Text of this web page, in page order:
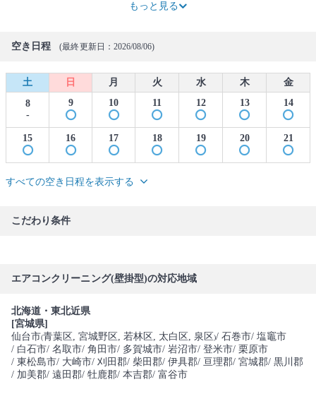
もっと見る
空き日程 (最終更新日：2026/08/06)
土 日 月 火 水 木
金
8
-
9 10 11 12 13 14
15 16 17 18 19 20 21
すべての空き日程を表示する
こだわり条件
エアコンクリーニング(壁掛型)の対応地域
北海道・東北近県
[宮城県]
仙台市(青葉区 , 宮城野区 , 若林区 , 太白区 , 泉区)/ 石巻市/ 塩竈市
/ 白石市/ 名取市/ 角田市/ 多賀城市/ 岩沼市/ 登米市/ 栗原市
/ 東松島市/ 大崎市/ 刈田郡/ 柴田郡/ 伊具郡/ 亘理郡/ 宮城郡/ 黒川郡
/ 加美郡/ 遠田郡/ 牡鹿郡/ 本吉郡/ 富谷市